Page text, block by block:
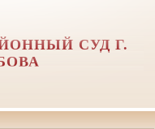
СУД Г.